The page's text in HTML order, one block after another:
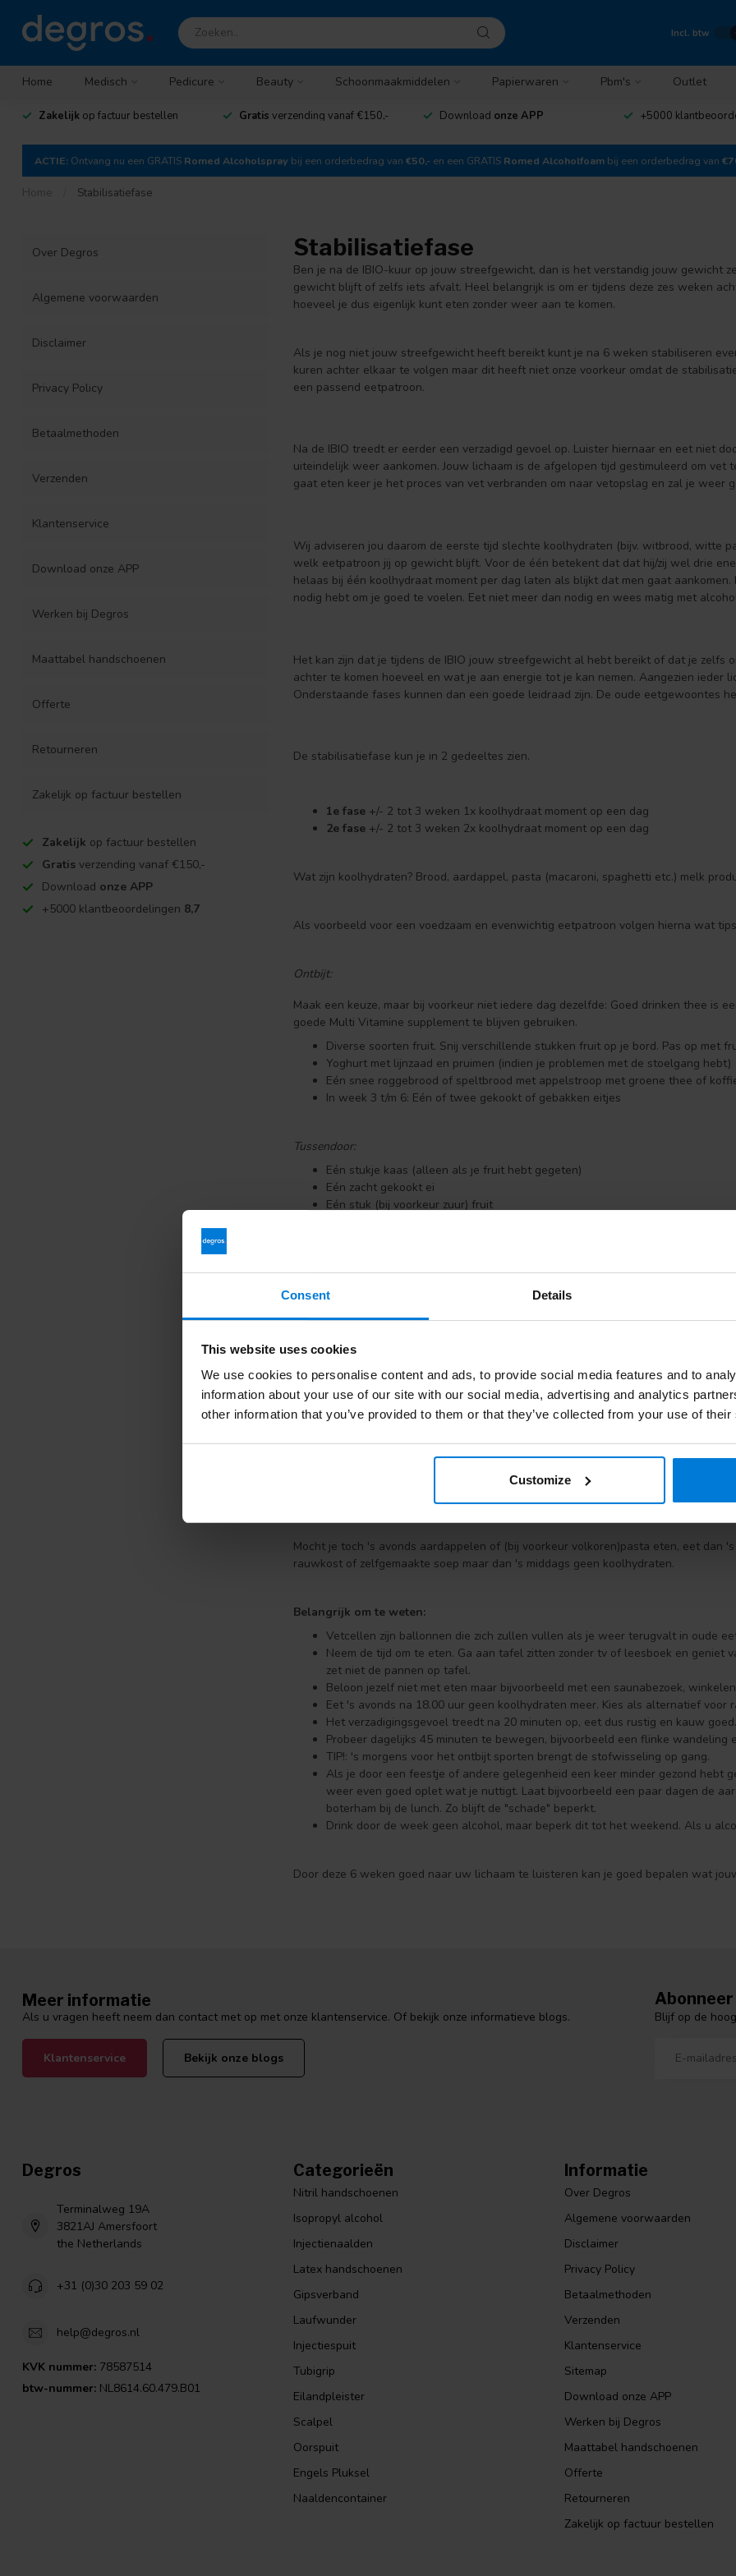
Consent Details
This website uses cookies
We use cookies to personalise content and ads, to provide social media features and to
information about your use of our site with our social media, advertising and analytics
other information that you’ve provided to them or that they’ve collected from your use of
Customize
Incl. btw
Home Medisch Pedicure Beauty Schoonmaakmiddelen Papierwaren Pbm's Outlet
Zakelijk op factuur bestellen Gratis verzending vanaf €150,- Download onze APP +5000
ACTIE: Ontvang nu een GRATIS Romed Alcoholspray bij een orderbedrag van €50,- en een GRATIS Romed Alcoholfoam bij een orderbedrag van
Home Stabilisatiefase
Over Degros
Algemene voorwaarden
Disclaimer
Privacy Policy
Betaalmethoden
Verzenden
Klantenservice
Download onze APP
Werken bij Degros
Maattabel handschoenen
Offerte
Retourneren
Zakelijk op factuur bestellen
Zakelijk op factuur bestellen
Gratis verzending vanaf €150,-
Download onze APP
+5000 klantbeoordelingen 8,7
Stabilisatiefase
Ben je na de IBIO-kuur op jouw streefgewicht, dan is het verstandig jouw gewicht
gewicht blijft of zelfs iets afvalt. Heel belangrijk is om er tijdens deze zes weken
hoeveel je dus eigenlijk kunt eten zonder weer aan te komen.
Als je nog niet jouw streefgewicht heeft bereikt kunt je na 6 weken stabiliseren
kuren achter elkaar te volgen maar dit heeft niet onze voorkeur omdat de
een passend eetpatroon.
Na de IBIO treedt er eerder een verzadigd gevoel op. Luister hiernaar en eet niet
uiteindelijk weer aankomen. Jouw lichaam is de afgelopen tijd gestimuleerd om
gaat eten keer je het proces van vet verbranden om naar vetopslag en zal je weer
Wij adviseren jou daarom de eerste tijd slechte koolhydraten (bijv. witbrood, witte
welk eetpatroon jij op gewicht blijft. Voor de één betekent dat dat hij/zij wel drie
helaas bij één koolhydraat moment per dag laten als blijkt dat men gaat
nodig hebt om je goed te voelen. Eet niet meer dan nodig en wees matig met
Het kan zijn dat je tijdens de IBIO jouw streefgewicht al hebt bereikt of dat je zelfs
achter te komen hoeveel en wat je aan energie tot je kan nemen. Aangezien ieder
Onderstaande fases kunnen dan een goede leidraad zijn. De oude eetgewoontes
De stabilisatiefase kun je in 2 gedeeltes zien.
1e fase +/- 2 tot 3 weken 1x koolhydraat moment op een dag
2e fase +/- 2 tot 3 weken 2x koolhydraat moment op een dag
Wat zijn koolhydraten? Brood, aardappel, pasta (macaroni, spaghetti etc.) melk
Als voorbeeld voor een voedzaam en evenwichtig eetpatroon volgen hierna wat
Ontbijt:
Maak een keuze, maar bij voorkeur niet iedere dag dezelfde: Goed drinken thee is
goede Multi Vitamine supplement te blijven gebruiken.
Diverse soorten fruit. Snij verschillende stukken fruit op je bord. Pas op met
Yoghurt met lijnzaad en pruimen (indien je problemen met de stoelgang hebt)
Eén snee roggebrood of speltbrood met appelstroop met groene thee of
In week 3 t/m 6: Eén of twee gekookt of gebakken eitjes
Tussendoor:
Eén stukje kaas (alleen als je fruit hebt gegeten)
Eén zacht gekookt ei
Eén stuk (bij voorkeur zuur) fruit
Speltboterham met sla, komkommer en tomaat (doe nooit kaas of vlees op
vetten opslaan)
Een bakje (150 gram) magere yoghurt (bij voorkeur rechtsdraaiende)
zoetstof. Voeg geen cruesli toe. Kies voor een boterham óf yoghurt, nooit
Tussendoor:
Eén stukje kaas of rundergehaktballetje/ Rundvleesbouillon of
In de stabilisatiefase is het verstandig de heerlijke recepten van Caspar Bürgi te
jouw bord verschijnen. Eet zo puur mogelijk dus zonder dikmakende sauzen en
Mocht je toch 's avonds aardappelen of (bij voorkeur volkoren)pasta eten, eet dan
rauwkost of zelfgemaakte soep maar dan 's middags geen koolhydraten.
Belangrijk om te weten:
Vetcellen zijn ballonnen die zich zullen vullen als je weer terugvalt in oude
Neem de tijd om te eten. Ga aan tafel zitten zonder tv of leesboek en geniet
zet niet de pannen op tafel.
Beloon jezelf niet met eten maar bijvoorbeeld met een saunabezoek,
Eet 's avonds na 18.00 uur geen koolhydraten meer. Kies als alternatief
Het verzadigingsgevoel treedt na 20 minuten op, eet dus rustig en kauw goed.
Probeer dagelijks 45 minuten te bewegen, bijvoorbeeld een flinke wandeling
TIP!: 's morgens voor het ontbijt sporten brengt de stofwisseling op gang.
Als je door een feestje of andere gelegenheid een keer minder gezond hebt
weer even goed oplet wat je nuttigt. Laat bijvoorbeeld een paar dagen de
boterham bij de lunch. Zo blijft de "schade" beperkt.
Drink door de week geen alcohol, maar beperk dit tot het weekend. Als u
Door deze 6 weken goed naar uw lichaam te luisteren kan je goed bepalen wat
Meer informatie
Als u vragen heeft neem dan contact met op met onze klantenservice. Of bekijk onze informatieve blogs.
Klantenservice Bekijk onze blogs
Blijf op de
Degros
Terminalweg 19A
3821AJ Amersfoort
the Netherlands
+31 (0)30 203 59 02
help@degros.nl
KVK nummer: 78587514
btw-nummer: NL8614.60.479.B01
Categorieën
Nitril handschoenen
Isopropyl alcohol
Injectienaalden
Latex handschoenen
Gipsverband
Laufwunder
Injectiespuit
Tubigrip
Eilandpleister
Scalpel
Oorspuit
Engels Pluksel
Naaldencontainer
Informatie
Over Degros
Algemene voorwaarden
Disclaimer
Privacy Policy
Betaalmethoden
Verzenden
Klantenservice
Sitemap
Download onze APP
Werken bij Degros
Maattabel handschoenen
Offerte
Retourneren
Zakelijk op factuur bestellen